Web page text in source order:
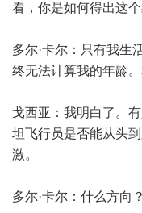
看，你是如何得出这
多尔·卡尔：只有我生
终无法计算我的年龄
戈西亚：我明白了。
坦飞行员是否能从头
激。
多尔·卡尔：什么方向？